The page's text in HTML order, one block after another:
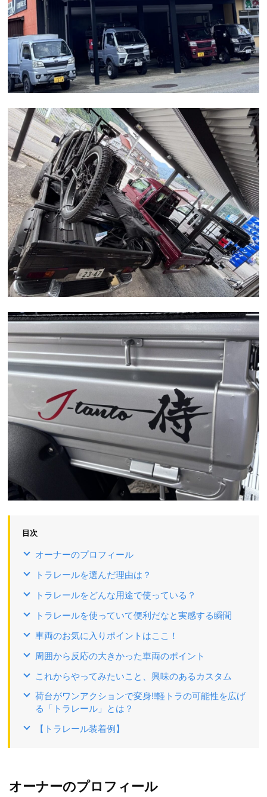
目次
オーナーのプロフィール
トラレールを選んだ理由は？
トラレールをどんな用途で使っている？
トラレールを使っていて便利だなと実感する瞬間
車両のお気に入りポイントはここ！
周囲から反応の大きかった車両のポイント
これからやってみたいこと、興味のあるカスタム
荷台がワンアクションで変身!!軽トラの可能性を広げ
る「トラレール」とは？
【トラレール装着例】
オーナーのプロフィール